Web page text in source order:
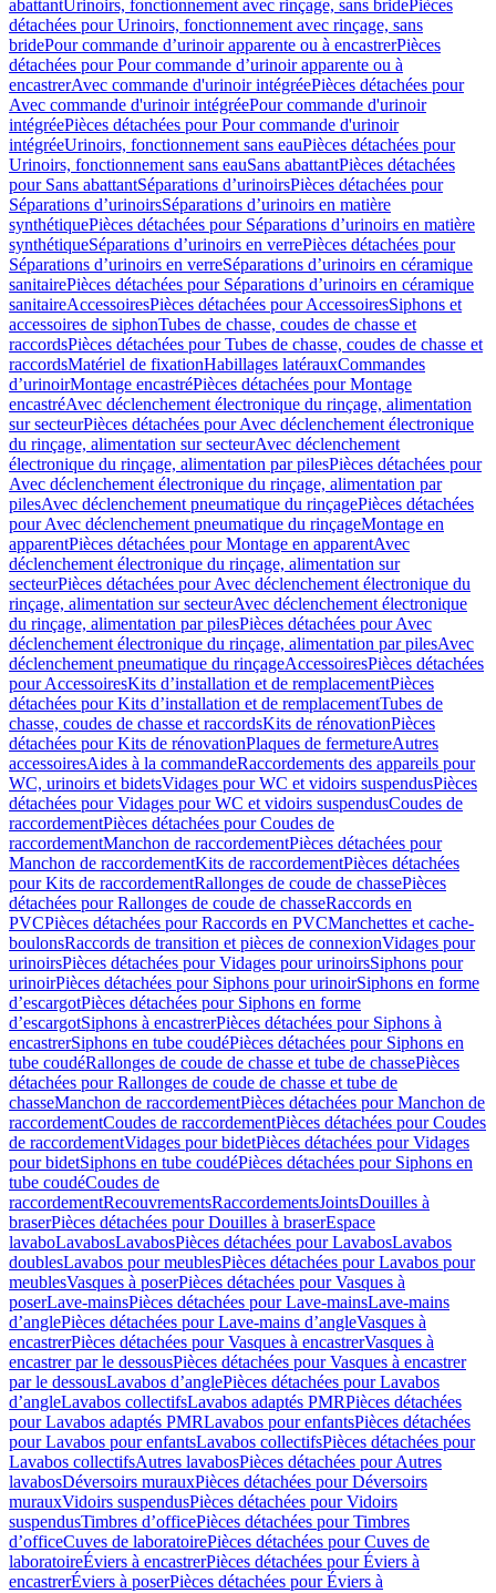
abattantUrinoirs, fonctionnement avec rinçage, sans bridePièces
détachées pour Urinoirs, fonctionnement avec rinçage, sans
bridePour commande d’urinoir apparente ou à encastrerPièces
détachées pour Pour commande d’urinoir apparente ou à
encastrerAvec commande d'urinoir intégréePièces détachées pour
Avec commande d'urinoir intégréePour commande d'urinoir
intégréePièces détachées pour Pour commande d'urinoir
intégréeUrinoirs, fonctionnement sans eauPièces détachées pour
Urinoirs, fonctionnement sans eauSans abattantPièces détachées
pour Sans abattantSéparations d’urinoirsPièces détachées pour
Séparations d’urinoirsSéparations d’urinoirs en matière
synthétiquePièces détachées pour Séparations d’urinoirs en matière
synthétiqueSéparations d’urinoirs en verrePièces détachées pour
Séparations d’urinoirs en verreSéparations d’urinoirs en céramique
sanitairePièces détachées pour Séparations d’urinoirs en céramique
sanitaireAccessoiresPièces détachées pour AccessoiresSiphons et
accessoires de siphonTubes de chasse, coudes de chasse et
raccordsPièces détachées pour Tubes de chasse, coudes de chasse et
raccordsMatériel de fixationHabillages latérauxCommandes
dʼurinoirMontage encastréPièces détachées pour Montage
encastréAvec déclenchement électronique du rinçage, alimentation
sur secteurPièces détachées pour Avec déclenchement électronique
du rinçage, alimentation sur secteurAvec déclenchement
électronique du rinçage, alimentation par pilesPièces détachées pour
Avec déclenchement électronique du rinçage, alimentation par
pilesAvec déclenchement pneumatique du rinçagePièces détachées
pour Avec déclenchement pneumatique du rinçageMontage en
apparentPièces détachées pour Montage en apparentAvec
déclenchement électronique du rinçage, alimentation sur
secteurPièces détachées pour Avec déclenchement électronique du
rinçage, alimentation sur secteurAvec déclenchement électronique
du rinçage, alimentation par pilesPièces détachées pour Avec
déclenchement électronique du rinçage, alimentation par pilesAvec
déclenchement pneumatique du rinçageAccessoiresPièces détachées
pour AccessoiresKits d’installation et de remplacementPièces
détachées pour Kits d’installation et de remplacementTubes de
chasse, coudes de chasse et raccordsKits de rénovationPièces
détachées pour Kits de rénovationPlaques de fermetureAutres
accessoiresAides à la commandeRaccordements des appareils pour
WC, urinoirs et bidetsVidages pour WC et vidoirs suspendusPièces
détachées pour Vidages pour WC et vidoirs suspendusCoudes de
raccordementPièces détachées pour Coudes de
raccordementManchon de raccordementPièces détachées pour
Manchon de raccordementKits de raccordementPièces détachées
pour Kits de raccordementRallonges de coude de chassePièces
détachées pour Rallonges de coude de chasseRaccords en
PVCPièces détachées pour Raccords en PVCManchettes et cache-
boulonsRaccords de transition et pièces de connexionVidages pour
urinoirsPièces détachées pour Vidages pour urinoirsSiphons pour
urinoirPièces détachées pour Siphons pour urinoirSiphons en forme
d’escargotPièces détachées pour Siphons en forme
d’escargotSiphons à encastrerPièces détachées pour Siphons à
encastrerSiphons en tube coudéPièces détachées pour Siphons en
tube coudéRallonges de coude de chasse et tube de chassePièces
détachées pour Rallonges de coude de chasse et tube de
chasseManchon de raccordementPièces détachées pour Manchon de
raccordementCoudes de raccordementPièces détachées pour Coudes
de raccordementVidages pour bidetPièces détachées pour Vidages
pour bidetSiphons en tube coudéPièces détachées pour Siphons en
tube coudéCoudes de
raccordementRecouvrementsRaccordementsJointsDouilles à
braserPièces détachées pour Douilles à braserEspace
lavaboLavabosLavabosPièces détachées pour LavabosLavabos
doublesLavabos pour meublesPièces détachées pour Lavabos pour
meublesVasques à poserPièces détachées pour Vasques à
poserLave-mainsPièces détachées pour Lave-mainsLave-mains
d’anglePièces détachées pour Lave-mains d’angleVasques à
encastrerPièces détachées pour Vasques à encastrerVasques à
encastrer par le dessousPièces détachées pour Vasques à encastrer
par le dessousLavabos d’anglePièces détachées pour Lavabos
d’angleLavabos collectifsLavabos adaptés PMRPièces détachées
pour Lavabos adaptés PMRLavabos pour enfantsPièces détachées
pour Lavabos pour enfantsLavabos collectifsPièces détachées pour
Lavabos collectifsAutres lavabosPièces détachées pour Autres
lavabosDéversoirs murauxPièces détachées pour Déversoirs
murauxVidoirs suspendusPièces détachées pour Vidoirs
suspendusTimbres dʼofficePièces détachées pour Timbres
dʼofficeCuves de laboratoirePièces détachées pour Cuves de
laboratoireÉviers à encastrerPièces détachées pour Éviers à
encastrerÉviers à poserPièces détachées pour Éviers à